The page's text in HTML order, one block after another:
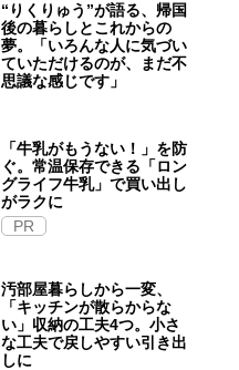
“りくりゅう”が語る、帰国
後の暮らしとこれからの
夢。「いろんな人に気づい
ていただけるのが、まだ不
思議な感じです」
「牛乳がもうない！」を防
ぐ。常温保存できる「ロン
グライフ牛乳」で買い出し
がラクに
PR
汚部屋暮らしから一変、
「キッチンが散らからな
い」収納の工夫4つ。小さ
な工夫で戻しやすい引き出
しに